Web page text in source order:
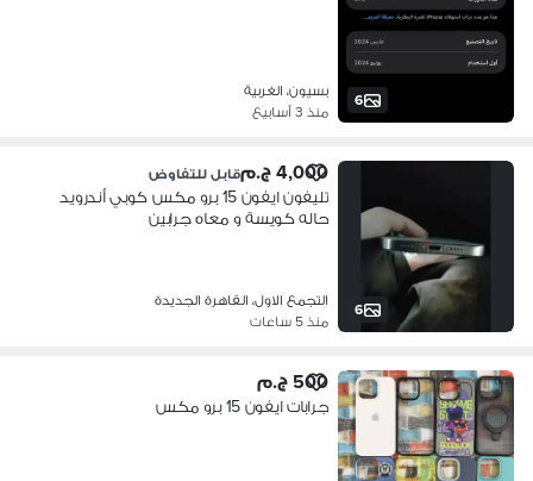
6
بسيون، الغربية
منذ 3 أسابيع
6
4,000 ج.م قابل للتفاوض
تليفون ايفون 15 برو مكس كوبي أندرويد
حاله كويسة و معاه جرابين
التجمع الاول، القاهرة الجديدة
منذ 5 ساعات
500 ج.م
جرابات ايفون 15 برو مكس